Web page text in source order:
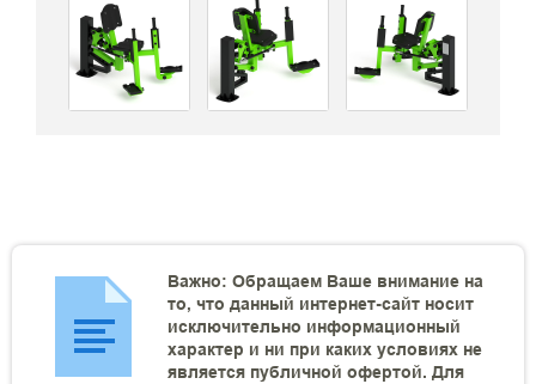
Важно: Обращаем Ваше внимание на
то, что данный интернет-сайт носит
исключительно информационный
характер и ни при каких условиях не
является публичной офертой. Для